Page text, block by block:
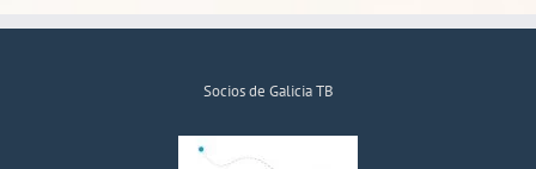
Socios de Galicia TB